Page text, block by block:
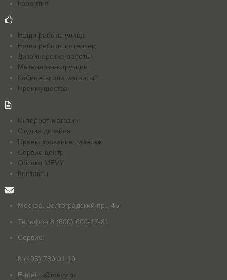
Гарантия
Наши работы улица
Наши работы интерьер
Дизайнерские работы
Металлоконструкции
Кабинеты или магниты?
Преимущества
Интернет-магазин
Студия дизайна
Проектирование, монтаж
Сервис-центр
Облако MEVY
Контакты
Москва, Волгоградский пр., 45
Телефон:8 (800) 600-17-81
Сервис:
8 (495) 789 01 19
E-mail: i@mevy.ru